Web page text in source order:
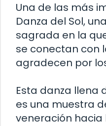
Una de las más
Danza del Sol,
sagrada en la
se conectan con
agradecen por
Esta danza llena
es una muestra
veneración